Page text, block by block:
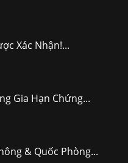
Xác Nhận!...
Gia Hạn Chứng...
& Quốc Phòng...